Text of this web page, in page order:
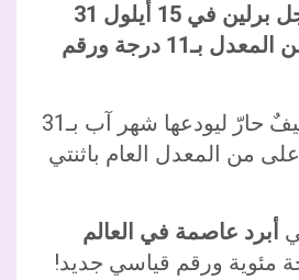
تُسجل برلين في 15 أيلول 31
درجة وهي أعلى من المعدل بـ11 درجة ورقم
في موسكو، مرّ صيفٌ حارّ ليودعها شهر آب بـ31
من المعدل العام باثنتي
أبرد عاصمة في العالم